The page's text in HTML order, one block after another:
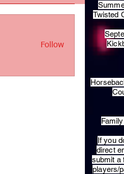
Follow
Twisted
​If you
direct
submit a
players/